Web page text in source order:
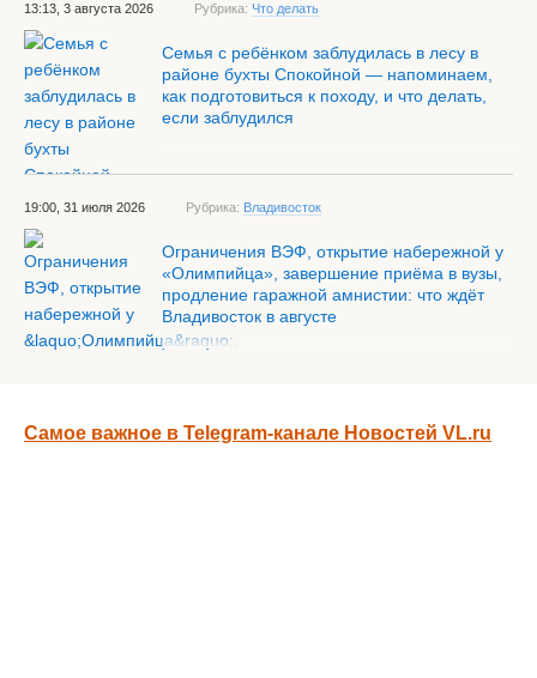
13:13, 3 августа 2026 Рубрика: Что делать
Семья с ребёнком заблудилась в лесу в
районе бухты Спокойной — напоминаем,
как подготовиться к походу, и что делать,
если заблудился
19:00, 31 июля 2026 Рубрика: Владивосток
Ограничения ВЭФ, открытие набережной у
«Олимпийца», завершение приёма в вузы,
продление гаражной амнистии: что ждёт
Владивосток в августе
Самое важное в Telegram-канале Новостей VL.ru